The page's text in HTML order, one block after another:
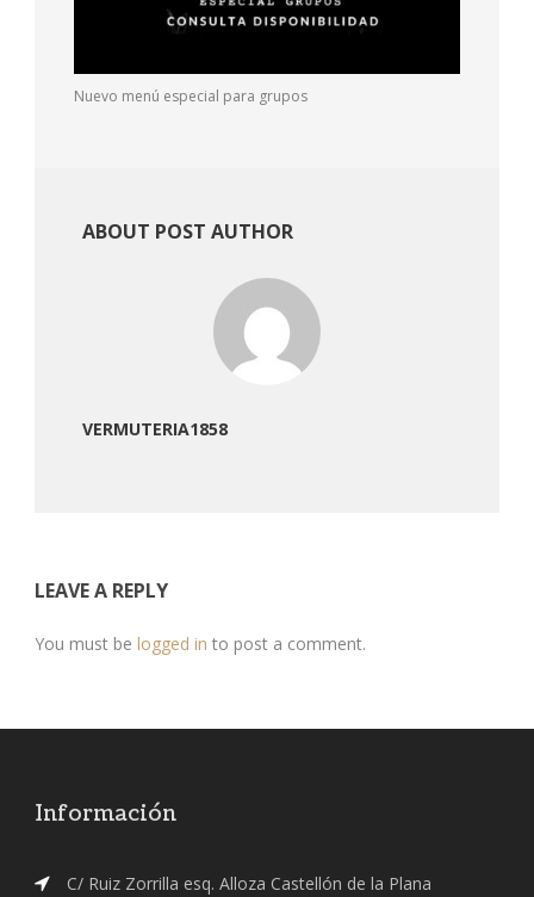
Nuevo menú especial para grupos
ABOUT POST AUTHOR
VERMUTERIA1858
LEAVE A REPLY
You must be logged in to post a comment.
Información
C/ Ruiz Zorrilla esq. Alloza Castellón de la Plana